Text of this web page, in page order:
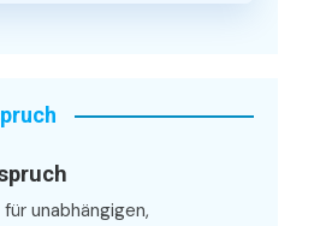
unabhängigen,